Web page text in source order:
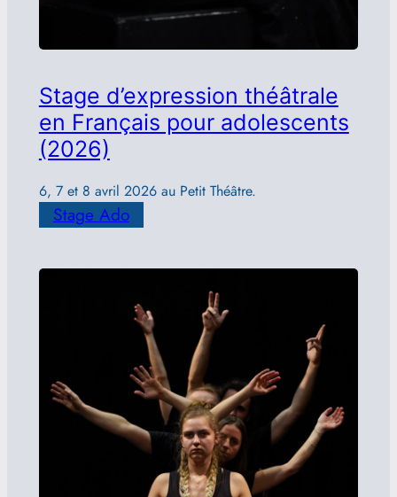
Stage d’expression théâtrale
en Français pour adolescents
(2026)
6, 7 et 8 avril 2026 au Petit Théâtre.
Stage Ado